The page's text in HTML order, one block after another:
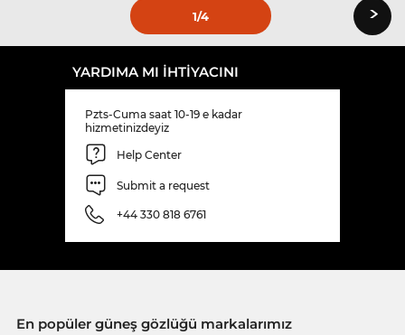
1/4 ›
YARDIMA MI IHTIYACINI
Pzts-Cuma saat 10-19 e kadar
hizmetinizdeyiz
Help Center
Submit a request
+44 330 818 6761
En popüler güneş gözlüğü markalarımız